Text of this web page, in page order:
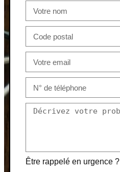
Être rappelé en urgence ?